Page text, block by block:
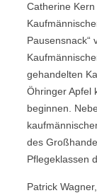
Catherine
Pausensnack“
gehandelten
Öhringer Apfel
beginnen.
des
Pflegeklassen
Patrick